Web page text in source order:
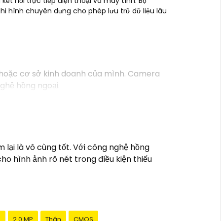
hình chuyên dụng cho phép lưu trữ dữ liệu lâu
cơ sở kinh doanh của mình. Camera
hồng ngoại.
khả năng quan sát trong đêm- Kết nối:
internet từ xa- Chức năng cảnh báo:
đình và công việc của bạn. Bạn có thể
là vô cùng tốt. Với công nghệ hồng
hình ảnh rõ nét trong điều kiện thiếu